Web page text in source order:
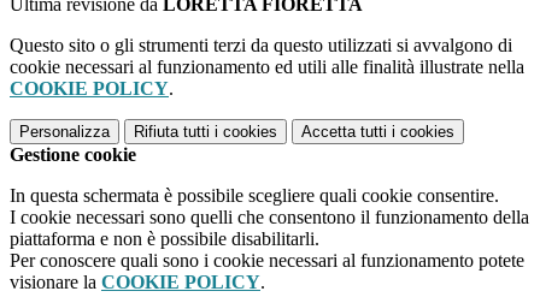
Ultima revisione da LORETTA FIORETTA
Questo sito o gli strumenti terzi da questo utilizzati si avvalgono di
cookie necessari al funzionamento ed utili alle finalità illustrate nella
COOKIE POLICY.
Personalizza Rifiuta tutti i cookies Accetta tutti i cookies
Gestione cookie
In questa schermata è possibile scegliere quali cookie consentire.
I cookie necessari sono quelli che consentono il funzionamento della
piattaforma e non è possibile disabilitarli.
Per conoscere quali sono i cookie necessari al funzionamento potete
visionare la COOKIE POLICY.